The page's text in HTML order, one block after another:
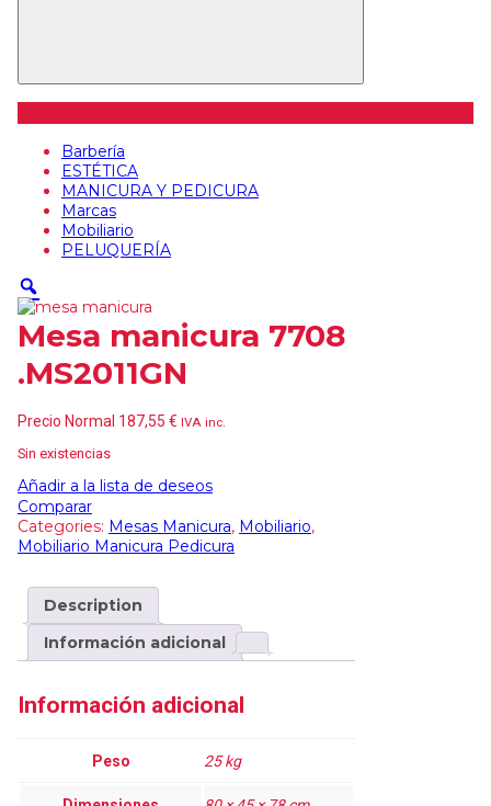
Barbería
ESTÉTICA
MANICURA Y PEDICURA
Marcas
Mobiliario
PELUQUERÍA
Mesa manicura 7708
.MS2011GN
Precio Normal 187,55 € IVA inc.
Sin existencias
Añadir a la lista de deseos
Comparar
Categories: Mesas Manicura, Mobiliario,
Mobiliario Manicura Pedicura
Description
Información adicional
Información adicional
Peso 25 kg